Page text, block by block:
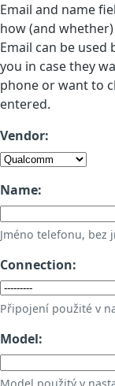
Email and name
how (and
Email can be
you in case they
phone or want to
entered.
Vendor:
Name:
Jméno telefonu, bez
Connection:
Připojení použité v
Model: